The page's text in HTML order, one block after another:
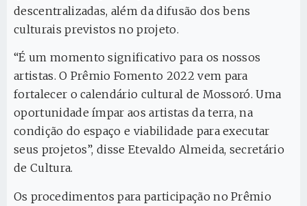
descentralizadas, além da difusão dos bens
culturais previstos no projeto.
“É um momento significativo para os nossos
artistas. O Prêmio Fomento 2022 vem para
fortalecer o calendário cultural de Mossoró. Uma
oportunidade ímpar aos artistas da terra, na
condição do espaço e viabilidade para executar
seus projetos”, disse Etevaldo Almeida, secretário
de Cultura.
Os procedimentos para participação no Prêmio